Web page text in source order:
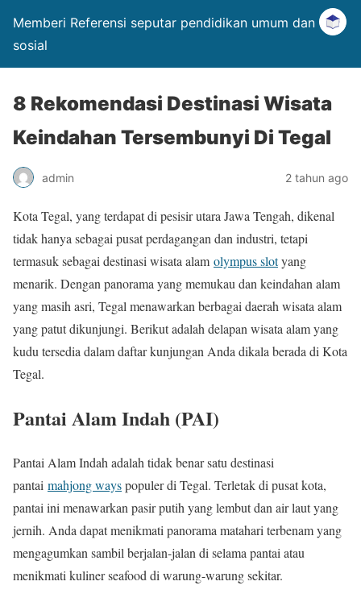
Memberi Referensi seputar pendidikan umum dan
sosial
8 Rekomendasi Destinasi Wisata
Keindahan Tersembunyi Di Tegal
admin 2 tahun ago
Kota Tegal, yang terdapat di pesisir utara Jawa Tengah, dikenal
tidak hanya sebagai pusat perdagangan dan industri, tetapi
termasuk sebagai destinasi wisata alam olympus slotyang
menarik. Dengan panorama yang memukau dan keindahan alam
yang masih asri, Tegal menawarkan berbagai daerah wisata alam
yang patut dikunjungi. Berikut adalah delapan wisata alam yang
kudu tersedia dalam daftar kunjungan Anda dikala berada di Kota
Tegal.
Pantai Alam Indah (PAI)
Pantai Alam Indah adalah tidak benar satu destinasi
pantai mahjong wayspopuler di Tegal. Terletak di pusat kota,
pantai ini menawarkan pasir putih yang lembut dan air laut yang
jernih. Anda dapat menikmati panorama matahari terbenam yang
mengagumkan sambil berjalan-jalan di selama pantai atau
menikmati kuliner seafood di warung-warung sekitar.